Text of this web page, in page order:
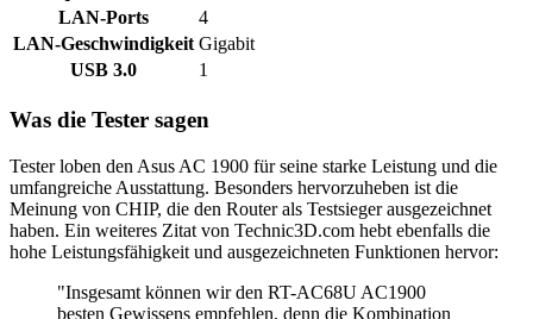
LAN-Ports
4
LAN-Geschwindigkeit Gigabit
USB 3.0
1
Was die Tester sagen
Tester loben den Asus AC 1900 für seine starke Leistung und die
umfangreiche Ausstattung. Besonders hervorzuheben ist die
Meinung von CHIP, die den Router als Testsieger ausgezeichnet
haben. Ein weiteres Zitat von Technic3D.com hebt ebenfalls die
hohe Leistungsfähigkeit und ausgezeichneten Funktionen hervor:
"Insgesamt können wir den RT-AC68U AC1900
besten Gewissens empfehlen, denn die Kombination